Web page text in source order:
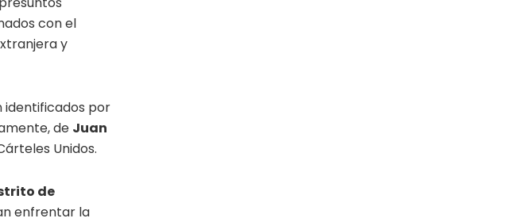
con el
y
identificados por
de Juan
Unidos.
de
enfrentar la